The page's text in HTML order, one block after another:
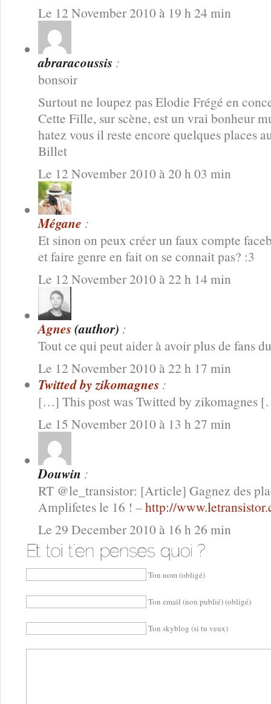
Le 12 November 2010 à 19 h 24 min
abraracoussis :
bonsoir
Surtout ne loupez pas Elodie Frégé en
Cette Fille, sur scène, est un vrai bonheur
hatez vous il reste encore quelques places
Billet
Le 12 November 2010 à 20 h 03 min
Mégane :
Et sinon on peux créer un faux compte
et faire genre en fait on se connait pas? :3
Le 12 November 2010 à 22 h 14 min
Agnes (author) :
Tout ce qui peut aider à avoir plus de fans
Le 12 November 2010 à 22 h 17 min
Twitted by zikomagnes :
[…] This post was Twitted by zikomagnes
Le 15 November 2010 à 13 h 27 min
Douwin :
RT @le_transistor: [Article] Gagnez des
Amplifetes le 16 ! –http://
Le 29 December 2010 à 16 h 26 min
Ton nom (obligé)
Ton email (non publié) (obligé)
Ton skyblog (si tu veux)